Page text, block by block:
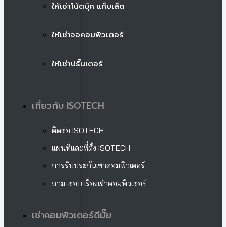
ให้เช่าโน้ตบุ๊ค แท็บเล็ต
ให้เช่าจอคอมพิวเตอร์
ให้เช่าปริ๊นเตอร์
เกี่ยวกับ ISOTECH
ติดต่อ ISOTECH
แผนที่และที่ตั้ง ISOTECH
การรับประกันเช่าคอมพิวเตอร์
ถาม-ตอบ เรื่องเช่าคอมพิวเตอร์
เช่าคอมพิวเตอร์ดีมั๊ย